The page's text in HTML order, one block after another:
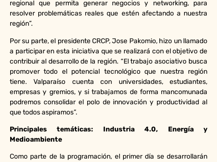
regional que permita generar negocios y networking, para
resolver problemáticas reales que estén afectando a nuestra
región”.
Por su parte, el presidente CRCP, Jose Pakomio, hizo un llamado
a participar en esta iniciativa que se realizará con el objetivo de
contribuir al desarrollo de la región. “El trabajo asociativo busca
promover todo el potencial tecnológico que nuestra región
tiene. Valparaíso cuenta con universidades, estudiantes,
empresas y gremios, y si trabajamos de forma mancomunada
podremos consolidar el polo de innovación y productividad al
que todos aspiramos”.
Principales temáticas: Industria 4.0, Energía y
Medioambiente
Como parte de la programación, el primer día se desarrollarán